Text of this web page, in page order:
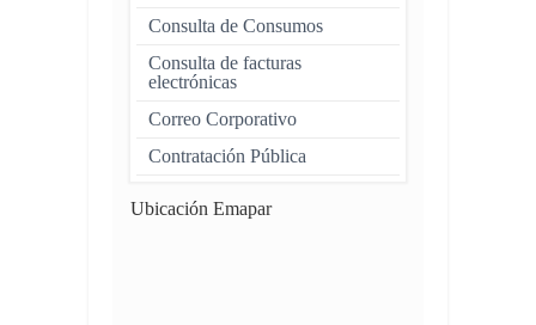
Consulta de Consumos
Consulta de facturas
electrónicas
Correo Corporativo
Contratación Pública
Ubicación Emapar